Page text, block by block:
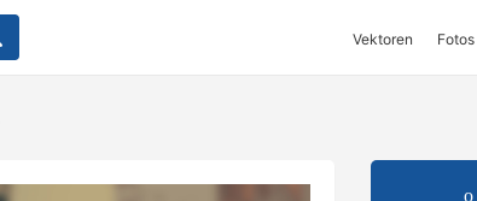
Vektoren Fotos